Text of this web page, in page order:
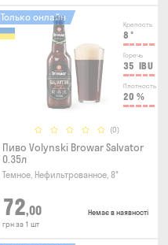
Крепость
8 °
Горечь
35 IBU
Плотность
20 %
(0)
Только онлайн
Пиво Volynski Browar Salvator
0.35л
Темное, Нефильтрованное, 8°
72,00
грн за 1 шт
Немає в наявності